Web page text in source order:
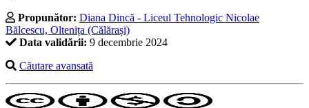
Propunător: Diana Dincă - Liceul Tehnologic Nicolae
Bălcescu, Oltenița (Călărași)
Data validării: 9 decembrie 2024
Căutare avansată